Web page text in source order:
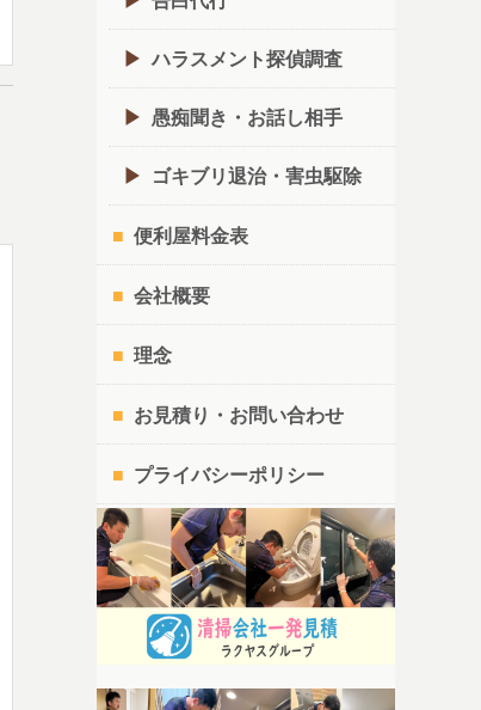
ハラスメント探偵調査
愚痴聞き・お話し相手
ゴキブリ退治・害虫駆除
便利屋料金表
会社概要
理念
お見積り・お問い合わせ
プライバシーポリシー